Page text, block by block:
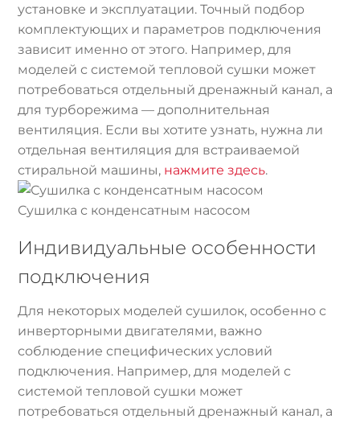
установке и эксплуатации. Точный подбор
комплектующих и параметров подключения
зависит именно от этого. Например, для
моделей с системой тепловой сушки может
потребоваться отдельный дренажный канал, а
для турборежима — дополнительная
вентиляция. Если вы хотите узнать, нужна ли
отдельная вентиляция для встраиваемой
стиральной машины, нажмите здесь.
Сушилка с конденсатным насосом
Индивидуальные особенности
подключения
Для некоторых моделей сушилок, особенно с
инверторными двигателями, важно
соблюдение специфических условий
подключения. Например, для моделей с
системой тепловой сушки может
потребоваться отдельный дренажный канал, а